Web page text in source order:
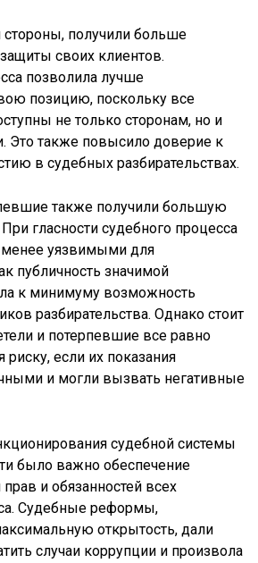
стороны, получили больше
своих клиентов.
позволила лучше
позицию, поскольку все
не только сторонам, но и
Это также повысило доверие к
в судебных разбирательствах.
также получили большую
гласности судебного процесса
менее уязвимыми для
публичность значимой
к минимуму возможность
разбирательства. Однако стоит
и потерпевшие все равно
риску, если их показания
и могли вызвать негативные
судебной системы
было важно обеспечение
и обязанностей всех
Судебные реформы,
открытость, дали
случаи коррупции и произвола